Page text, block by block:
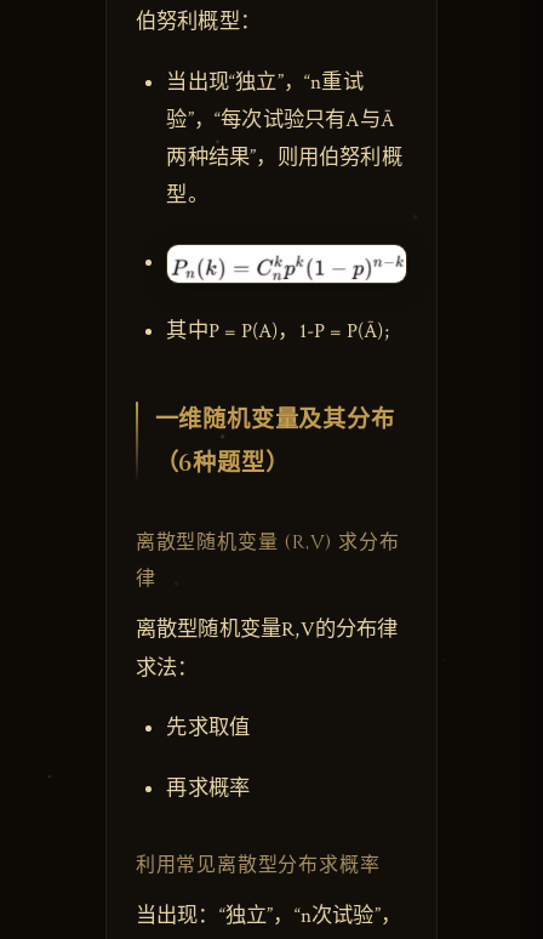
伯努利概型：
当出现“独立”，“n重试
验”，“每次试验只有A与Ā
两种结果”，则用伯努利概
型。
其中P = P(A)，1-P = P(Ā);
一维随机变量及其分布
（6种题型）
离散型随机变量 (R,V) 求分布
律
离散型随机变量R,V的分布律
求法：
先求取值
再求概率
利用常见离散型分布求概率
当出现：“独立”，“n次试验”，